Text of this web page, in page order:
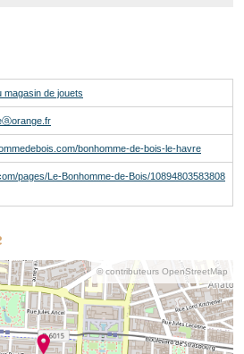
magasin de jouets
bonhomme-de-bois-le-havre
pages/Le-Bonhomme-de-Bois/10894803583808
© contributeurs OpenStreetMap